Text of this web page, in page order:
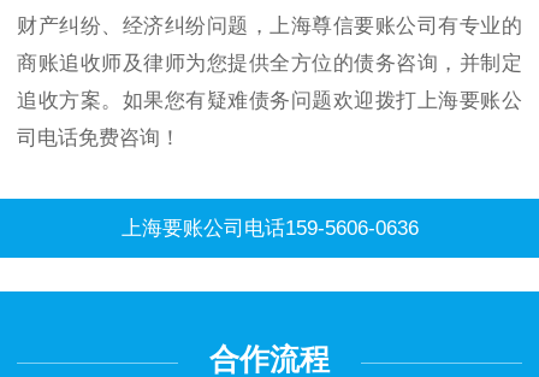
财产纠纷、经济纠纷问题，上海尊信要账公司有专业的
商账追收师及律师为您提供全方位的债务咨询，并制定
追收方案。如果您有疑难债务问题欢迎拨打上海要账公
司电话免费咨询！
上海要账公司电话159-5606-0636
合作流程